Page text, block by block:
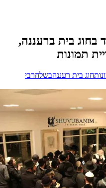
בית ברעננה,
תמונות
חוג בית רעננהבשלחרבי